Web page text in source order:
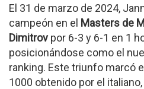
El 31 de marzo de 2024,
campeón en el Masters de
Dimitrovpor 6-3 y 6-1 en 1
posicionándose como el
ranking. Este triunfo marcó
1000 obtenido por el